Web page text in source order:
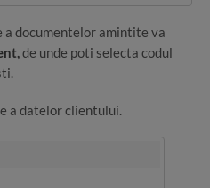
documentelor amintite va
de unde poti selecta codul
a datelor clientului.